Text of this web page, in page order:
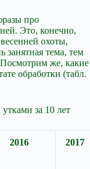
про
Это, конечно,
охоты,
занятная тема, тем
Посмотрим же, какие
обработки (табл.
за 10 лет
2016 2017